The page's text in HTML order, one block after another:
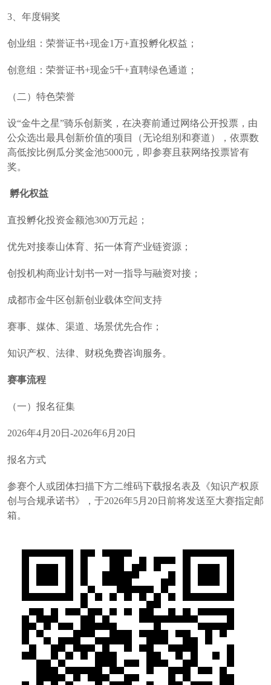
3、年度铜奖
创业组：荣誉证书+现金1万+直投孵化权益；
创意组：荣誉证书+现金5千+直聘绿色通道；
（二）特色荣誉
设“金牛之星”骑乐创新奖，在决赛前通过网络公开投票，由
公众选出最具创新价值的项目（无论组别和赛道），依票数
高低按比例瓜分奖金池5000元，即参赛且获网络投票皆有
奖。
孵化权益
直投孵化投资金额池300万元起；
优先对接泰山体育、拓一体育产业链资源；
创投机构商业计划书一对一指导与融资对接；
成都市金牛区创新创业载体空间支持
赛事、媒体、渠道、场景优先合作；
知识产权、法律、财税免费咨询服务。
赛事流程
（一）报名征集
2026年4月20日-2026年6月20日
报名方式
参赛个人或团体扫描下方二维码下载报名表及《知识产权原
创与合规承诺书》，于2026年5月20日前将发送至大赛指定邮
箱。